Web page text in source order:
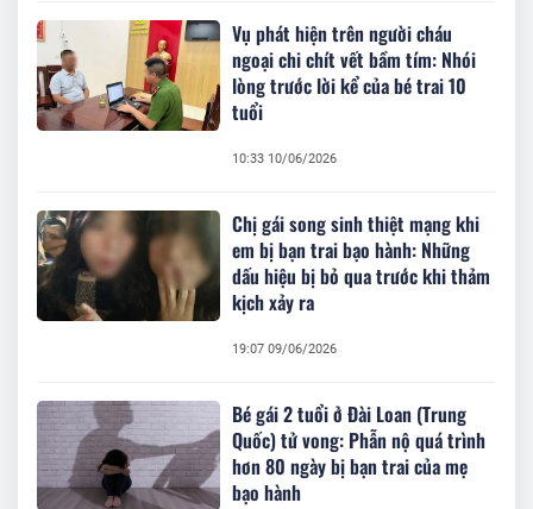
Vụ phát hiện trên người cháu
ngoại chi chít vết bầm tím: Nhói
lòng trước lời kể của bé trai 10
tuổi
10:33 10/06/2026
Chị gái song sinh thiệt mạng khi
em bị bạn trai bạo hành: Những
dấu hiệu bị bỏ qua trước khi thảm
kịch xảy ra
19:07 09/06/2026
Bé gái 2 tuổi ở Đài Loan (Trung
Quốc) tử vong: Phẫn nộ quá trình
hơn 80 ngày bị bạn trai của mẹ
bạo hành